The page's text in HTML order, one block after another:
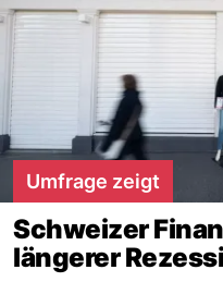
Umfrage zeigt
Schweizer
längerer